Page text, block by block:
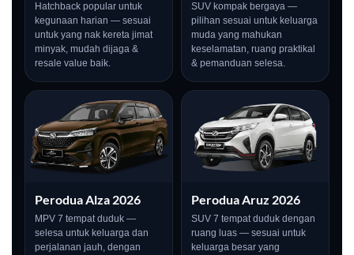
LIVE
Hatchback popular untuk
kegunaan harian — sesuai
untuk yang nak kereta jimat
minyak, mudah dijaga &
resale value baik.
SUV kompak bergaya —
pilihan sesuai untuk keluarga
muda yang mahukan
keselamatan, ruang praktikal
& pemanduan selesa.
Perodua Alza 2026
MPV 7 tempat duduk —
selesa untuk keluarga dan
perjalanan jauh, dengan
Perodua Aruz 2026
SUV 7 tempat duduk dengan
ruang luas — sesuai untuk
keluarga besar yang